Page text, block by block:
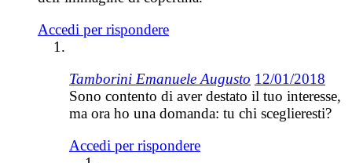
Accedi per rispondere
Tamborini Emanuele Augusto 12/01/2018
Sono contento di aver destato il tuo interesse,
ma ora ho una domanda: tu chi sceglieresti?
Accedi per rispondere